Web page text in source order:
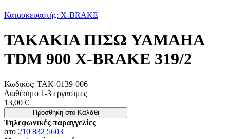
Κατασκευαστής: X-BRAKE
ΤΑΚΑΚΙΑ ΠΙΣΩ YAMAHA
TDM 900 X-BRAKE 319/2
Κωδικός: ΤΑΚ-0139-006
Διαθέσιμο 1-3 εργάσιμες
13,00 €
Προσθήκη στο Καλάθι
Τηλεφωνικές παραγγελίες
στο 210 832 5603